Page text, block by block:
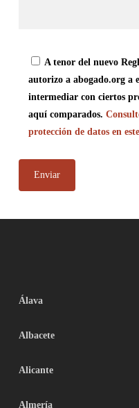
A tenor del nuevo
autorizo a abogado.org a
intermediar con ciertos
aquí comparados.
protección de datos en
Álava
Albacete
Alicante
Almería